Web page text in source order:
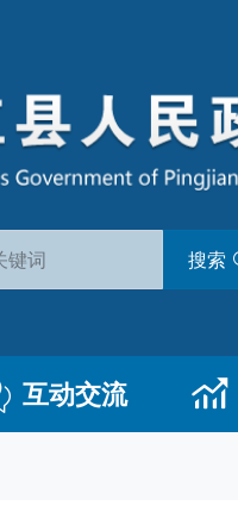
搜索
互动交流